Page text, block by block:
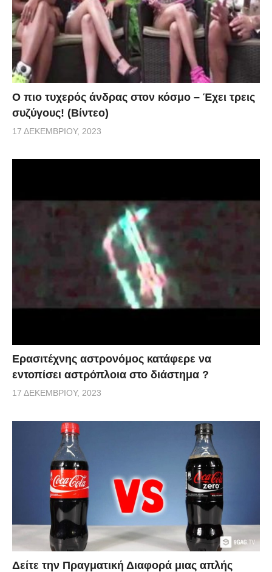
Ο πιο τυχερός άνδρας στον κόσμο – Έχει τρεις
συζύγους! (Βίντεο)
17 ΔΕΚΕΜΒΡΊΟΥ, 2023
Ερασιτέχνης αστρονόμος κατάφερε να
εντοπίσει αστρόπλοια στο διάστημα ?
17 ΔΕΚΕΜΒΡΊΟΥ, 2023
Δείτε την Πραγματική Διαφορά μιας απλής